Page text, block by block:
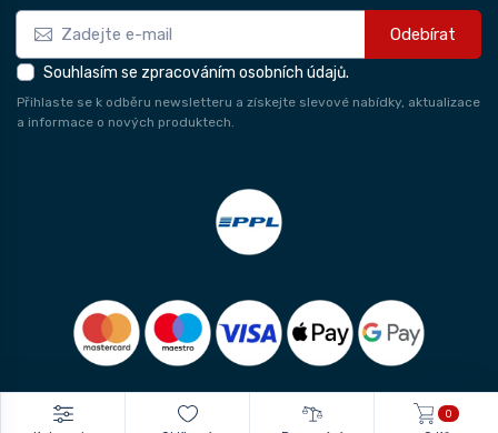
Odebírat
Souhlasím se zpracováním osobních údajů.
Přihlaste se k odběru newsletteru a získejte slevové nabídky, aktualizace
a informace o nových produktech.
0